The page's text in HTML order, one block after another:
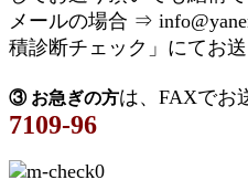
メールの場合 ⇒
積診断チェック」にてお送
③ お急ぎの方は、FAXでお
7109-96